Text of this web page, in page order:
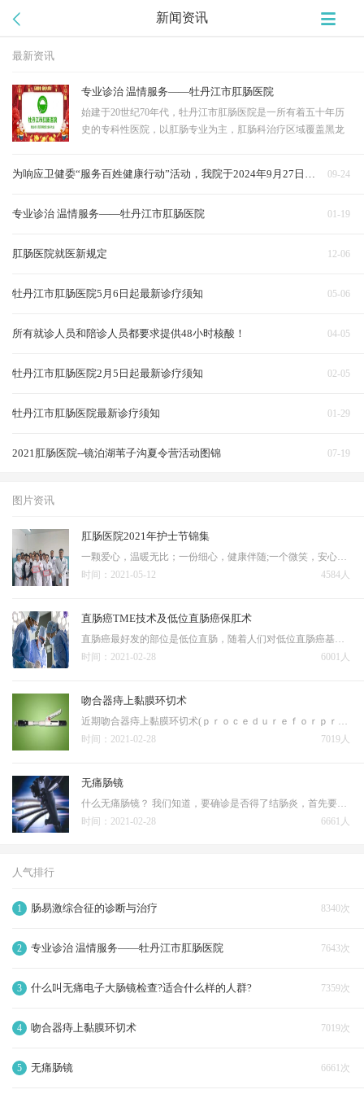
新闻资讯
最新资讯
专业诊治 温情服务——牡丹江市肛肠医院
始建于20世纪70年代，牡丹江市肛肠医院是一所有着五十年历
史的专科性医院，以肛肠专业为主，肛肠科治疗区域覆盖黑龙
肠科建设，医院业已成为我省东…
09-24
为响应卫健委“服务百姓健康行动”活动，我院于2024年9月27日举办义诊活动。
01-19
专业诊治 温情服务——牡丹江市肛肠医院
12-06
肛肠医院就医新规定
05-06
牡丹江市肛肠医院5月6日起最新诊疗须知
04-05
所有就诊人员和陪诊人员都要求提供48小时核酸！
02-05
牡丹江市肛肠医院2月5日起最新诊疗须知
01-29
牡丹江市肛肠医院最新诊疗须知
07-19
2021肛肠医院--镜泊湖苇子沟夏令营活动图锦
图片资讯
肛肠医院2021年护士节锦集
一颗爱心，温暖无比；一份细心，健康伴随;一个微笑，安心踏实；医德仁厚，惠及千万；妙手解忧，春暖花开。512国际护士节来临之际，我院参加市里评选优秀护士王越、优秀护士长程娜娜。院里优秀护士：冯玉英、王天媛、孟庆庆、卜鑫、王伟佳、王玉萍。业务院长朱海成和护理部…
4584人
时间：2021-05-12
直肠癌TME技术及低位直肠癌保肛术
直肠癌最好发的部位是低位直肠，随着人们对低位直肠癌基础研究特别是全直肠系膜切除术(total mesorectal excision，TME)的广泛应用，在低位直肠癌中选择病例施行保肛术可以达到根治。
6001人
时间：2021-02-28
吻合器痔上黏膜环切术
近期吻合器痔上黏膜环切术(ｐｒｏｃｅｄｕｒｅｆｏｒｐｒｏｌａｐｓｅ ａｎｄｈｅｍｏｒｒｈｏｉｄ,ＰＰＨ)作为一种创新性的手术术式出现,从根本上改变了重度内痔的传统手术治疗风格,渐有取而代之之势。本院肛肠外科自2001年10月以来采用ＰＰＨ治疗重度痔518例,取得了满意…
7019人
时间：2021-02-28
无痛肠镜
什么无痛肠镜？ 我们知道，要确诊是否得了结肠炎，首先要做肠镜检查。那么，到底什么是无痛肠镜。无痛肠镜说白了就是在做结肠镜检查时，由麻醉师给病人实施全身麻醉，使病人在浅睡眠状态下完成结肠镜的检查，对检查过程的痛苦和不适病人并不知晓，检查结束后病人…
6661人
时间：2021-02-28
人气排行
8340次
1 肠易激综合征的诊断与治疗
7643次
2 专业诊治 温情服务——牡丹江市肛肠医院
7359次
3 什么叫无痛电子大肠镜检查?适合什么样的人群?
7019次
4 吻合器痔上黏膜环切术
6661次
5 无痛肠镜